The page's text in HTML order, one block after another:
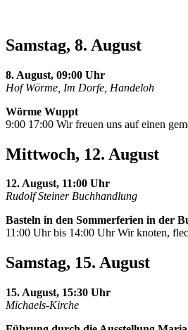
Samstag, 8. August
8. August, 09:00 Uhr
Hof Wörme, Im Dorfe, Handeloh
Wörme Wuppt
9:00 17:00 Wir freuen uns auf einen
Mittwoch, 12. August
12. August, 11:00 Uhr
Rudolf Steiner Buchhandlung
Basteln in den Sommerferien in der
11:00 Uhr bis 14:00 Uhr Wir knoten,
Samstag, 15. August
15. August, 15:30 Uhr
Michaels-Kirche